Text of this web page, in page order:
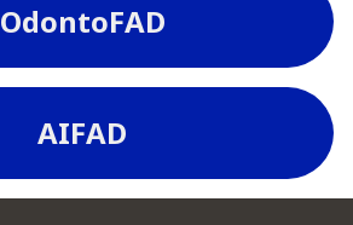
OdontoFAD
AIFAD